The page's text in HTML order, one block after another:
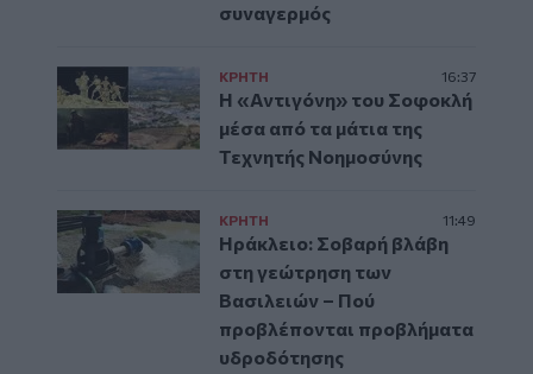
συναγερμός
ΚΡΗΤΗ 16:37
Η «Αντιγόνη» του Σοφοκλή
μέσα από τα μάτια της
Τεχνητής Νοημοσύνης
ΚΡΗΤΗ 11:49
Ηράκλειο: Σοβαρή βλάβη
στη γεώτρηση των
Βασιλειών – Πού
προβλέπονται προβλήματα
υδροδότησης